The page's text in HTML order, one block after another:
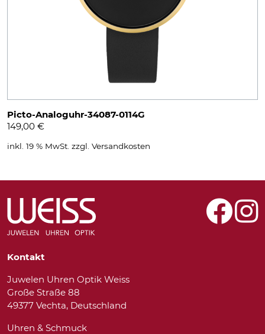
Picto-Analoguhr-34087-0114G
149,00 €
inkl. 19 % MwSt. zzgl. Versandkosten
Kontakt
Juwelen Uhren Optik Weiss
Große Straße 88
49377 Vechta, Deutschland
Uhren & Schmuck